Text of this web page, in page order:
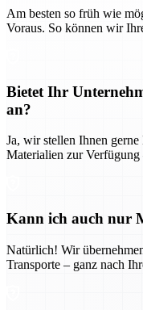
Am besten so früh wie
Voraus. So können wir
Bietet Ihr
an?
Ja, wir stellen Ihnen
Materialien zur
Kann ich auch nur
Natürlich! Wir
Transporte – ganz nach